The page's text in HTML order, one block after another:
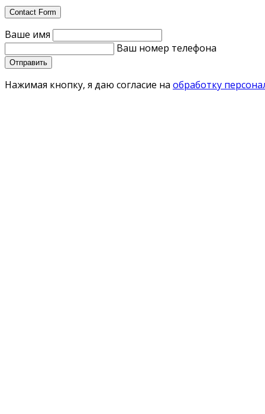
Contact Form
Ваше имя
Ваш номер телефона
Нажимая кнопку, я даю согласие на обработку